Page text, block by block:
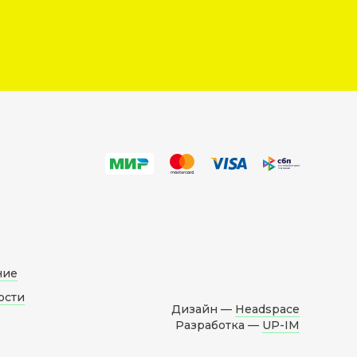
Дизайн — Headspace
Разработка — UP-IM